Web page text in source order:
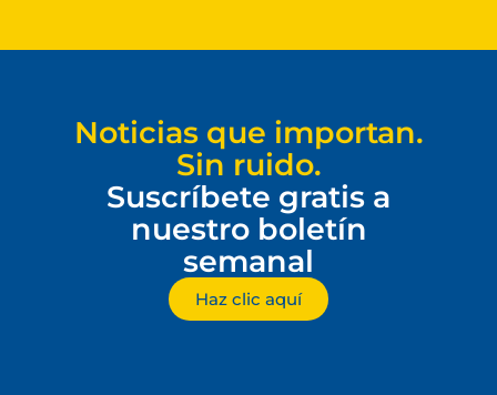
Noticias que importan.
Sin ruido.
Suscríbete gratis a
nuestro boletín
semanal
Haz clic aquí